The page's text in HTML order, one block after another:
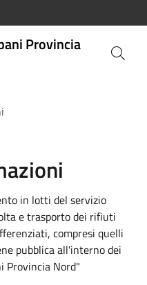
Provincia
in lotti del servizio
e trasporto dei rifiuti
compresi quelli
pubblica all'interno dei
Provincia Nord"